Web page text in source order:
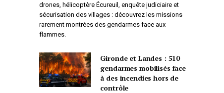
drones, hélicoptère Écureuil, enquête judiciaire et
sécurisation des villages : découvrez les missions
rarement montrées des gendarmes face aux
flammes.
Gironde et Landes : 510
gendarmes mobilisés face
à des incendies hors de
contrôle